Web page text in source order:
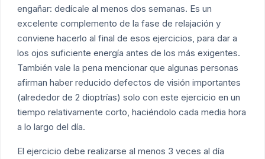
engañar: dedícale al menos dos semanas. Es un
excelente complemento de la fase de relajación y
conviene hacerlo al final de esos ejercicios, para dar a
los ojos suficiente energía antes de los más exigentes.
También vale la pena mencionar que algunas personas
afirman haber reducido defectos de visión importantes
(alrededor de 2 dioptrías) solo con este ejercicio en un
tiempo relativamente corto, haciéndolo cada media hora
a lo largo del día.
El ejercicio debe realizarse al menos 3 veces al día